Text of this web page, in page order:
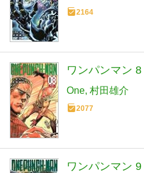
2164
ワンパンマン
One 村田雄介
2077
ワンパンマン